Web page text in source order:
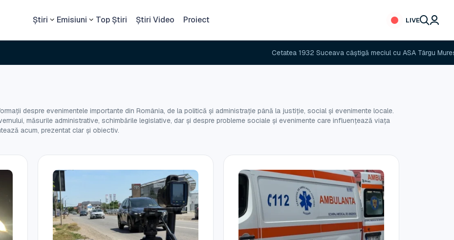
Știri Emisiuni Top Știri Știri Video Proiect LIVE
Cetatea 1932 Suceava câștigă meciul cu ASA Târgu Mureș Se
despre evenimentele importante din România, de la politică și administrație până la justiție, social și evenimente locale.
măsurile administrative, schimbările legislative, dar și despre probleme sociale și evenimente care influențează viața
acum, prezentat clar și obiectiv.